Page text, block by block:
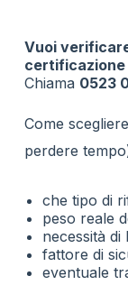
Vuoi
Chiama 0523
Come
perdere
che tipo di
peso reale
necessità di
fattore di
eventuale